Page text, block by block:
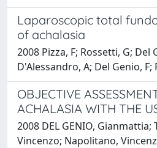
Laparoscopic total
of achalasia
2008 Pizza, F; Rossetti, G;
D'Alessandro, A; Del Genio, F;
OBJECTIVE
ACHALASIA WITH THE
2008 DEL GENIO,
Vincenzo; Napolitano,